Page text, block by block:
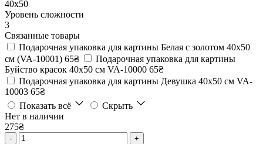
40х50
Уровень сложности
3
Связанные товары
Подарочная упаковка для картины Белая с золотом 40х50
см (VA-10001) 65₴
Подарочная упаковка для картины
Буйство красок 40х50 см VA-10000 65₴
Подарочная упаковка для картины Девушка 40х50 см VA-
10003 65₴
Показать всё
Скрыть
Нет в наличии
275₴
- +